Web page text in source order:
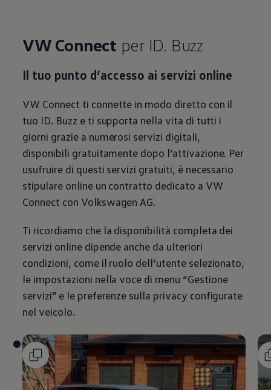
VW Connect per ID. Buzz
Il tuo punto d’accesso ai servizi online
VW Connect ti connette in modo diretto con il
tuo ID. Buzz e ti supporta nella vita di tutti i
giorni grazie a numerosi servizi digitali,
disponibili gratuitamente dopo l’attivazione. Per
usufruire di questi servizi gratuiti, è necessario
stipulare online un contratto dedicato a VW
Connect con Volkswagen AG.
Ti ricordiamo che la disponibilità completa dei
servizi online dipende anche da ulteriori
condizioni, come il ruolo dell‘utente selezionato,
le impostazioni nella voce di menu “Gestione
servizi” e le preferenze sulla privacy configurate
nel veicolo.